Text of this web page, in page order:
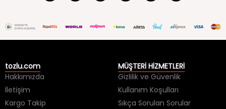
tozlu.com
Hakkımızda
İletişim
Kargo Takip
MÜŞTERİ HİZMETLERİ
Gizlilik ve Güvenlik
Kullanım Koşulları
Sıkça Sorulan Sorular